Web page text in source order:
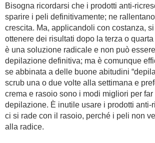
Bisogna ricordarsi che i prodotti anti-
sparire i peli definitivamente; ne
crescita. Ma, applicandoli con costanza,
ottenere dei risultati dopo la terza o
è una soluzione radicale e non può
depilazione definitiva; ma è comunque
se abbinata a delle buone abitudini
scrub una o due volte alla settimana e
crema e rasoio sono i modi migliori per far
depilazione. È inutile usare i prodotti anti-
ci si rade con il rasoio, perché i peli non
alla radice.